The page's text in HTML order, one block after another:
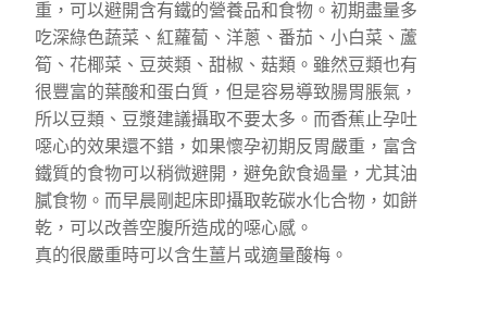
重，可以避開含有鐵的營養品和食物。初期盡量多
吃深綠色蔬菜、紅蘿蔔、洋蔥、番茄、小白菜、蘆
筍、花椰菜、豆莢類、甜椒、菇類。雖然豆類也有
很豐富的葉酸和蛋白質，但是容易導致腸胃脹氣，
所以豆類、豆漿建議攝取不要太多。而香蕉止孕吐
噁心的效果還不錯，如果懷孕初期反胃嚴重，富含
鐵質的食物可以稍微避開，避免飲食過量，尤其油
膩食物。而早晨剛起床即攝取乾碳水化合物，如餅
乾，可以改善空腹所造成的噁心感。
真的很嚴重時可以含生薑片或適量酸梅。